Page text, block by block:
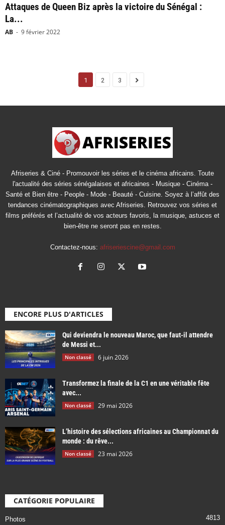
Attaques de Queen Biz après la victoire du Sénégal :
La...
AB - 9 février 2022
1 2 3
Afriseries & Ciné - Promouvoir les séries et le cinéma africains. Toute
l'actualité des séries sénégalaises et africaines - Musique - Cinéma -
Santé et Bien être - People - Mode - Beauté - Cuisine. Soyez à l’affût des
tendances cinématographiques avec Afriseries. Retrouvez vos séries et
films préférés et l’actualité de vos acteurs favoris, la musique, astuces et
bien-être ne seront pas en restes.
Contactez-nous: afriseriescine@gmail.com
ENCORE PLUS D'ARTICLES
Qui deviendra le nouveau Maroc, que faut-il attendre
de Messi et...
Non classé 6 juin 2026
Transformez la finale de la C1 en une véritable fête
avec...
Non classé 29 mai 2026
L’histoire des sélections africaines au Championnat du
monde : du rêve...
Non classé 23 mai 2026
CATÉGORIE POPULAIRE
Photos 4813